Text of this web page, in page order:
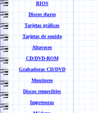
BIOS
Discos duros
Tarjetas gráficas
Tarjetas de sonido
Altavoces
CD/DVD-ROM
Grabadoras CD/DVD
Monitores
Discos removibles
Impresoras